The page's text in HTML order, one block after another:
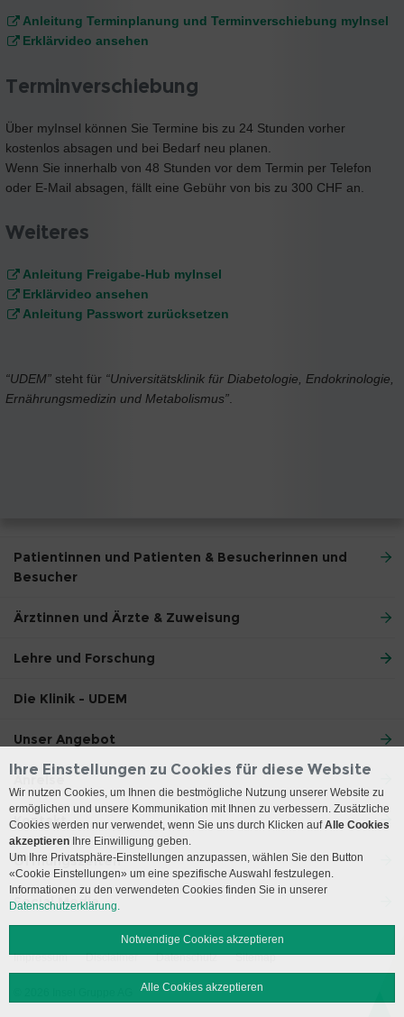
Anleitung Terminplanung und Terminverschiebung myInsel
Erklärvideo ansehen
Terminverschiebung
Über myInsel können Sie Termine bis zu 24 Stunden vorher
kostenlos absagen und bei Bedarf neu planen.
Wenn Sie innerhalb von 48 Stunden vor dem Termin per Telefon
oder E-Mail absagen, fällt eine Gebühr von bis zu 300 CHF an.
Weiteres
Anleitung Freigabe-Hub myInsel
Erklärvideo ansehen
Anleitung Passwort zurücksetzen
“UDEM” steht für “Universitätsklinik für Diabetologie, Endokrinologie,
Ernährungsmedizin und Metabolismus”.
Patientinnen und Patienten & Besucherinnen und
Besucher
Ärztinnen und Ärzte & Zuweisung
Lehre und Forschung
Die Klinik - UDEM
Unser Angebot
Anreise
Kontakt
Öffnungszeiten
Social Media
Impressum Disclaimer Datenschutz Sitemap
Ihre Einstellungen zu Cookies für diese Website
Wir nutzen Cookies, um Ihnen die bestmögliche Nutzung unserer Website zu
ermöglichen und unsere Kommunikation mit Ihnen zu verbessern. Zusätzliche
Cookies werden nur verwendet, wenn Sie uns durch Klicken aufAlle Cookies
akzeptieren Ihre Einwilligung geben.
Um Ihre Privatsphäre-Einstellungen anzupassen, wählen Sie den Button
«Cookie Einstellungen» um eine spezifische Auswahl festzulegen.
Informationen zu den verwendeten Cookies finden Sie in unserer
Datenschutzerklärung.
Notwendige Cookies akzeptieren
Alle Cookies akzeptieren